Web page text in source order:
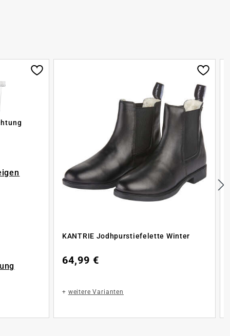
KANTRIE Jodhpurstiefelette Winter
64,99 €
+ weitere Varianten